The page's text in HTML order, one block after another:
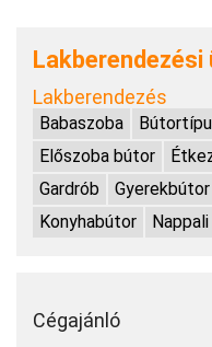
Lakberendezési
Lakberendezés
Babaszoba
Előszoba bútor
Gardrób
Gyerekbútor
Konyhabútor
Cégajánló